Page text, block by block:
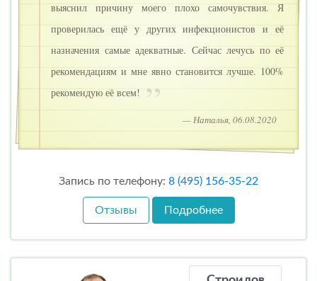
выяснил причину моего плохо самочувствия. Я
проверилась ещё у других инфекционистов и её
назначения самые адекватные. Сейчас лечусь по её
рекомендациям и мне явно становится лучше. 100%
рекомендую её всем!
— Наталья, 06.08.2020
Запись по телефону: 8 (495) 156-35-22
Отзывы Подробнее